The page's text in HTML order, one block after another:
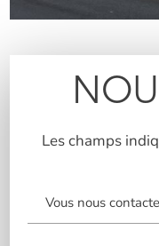
Les champs